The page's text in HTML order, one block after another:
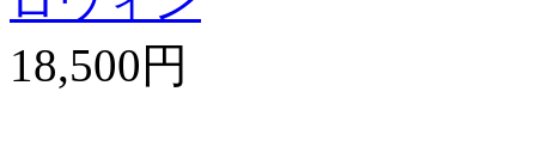
18,500円